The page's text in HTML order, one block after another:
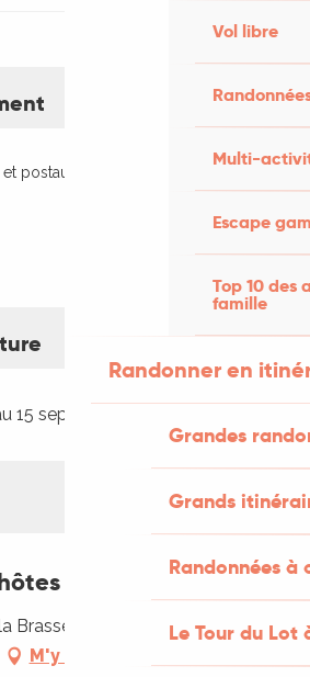
Vol libre
Multi-
Escape
Top 10 des
famille
Randonner en
Grandes
Grands
Randonnées
Le Tour du Lot
postaux
15 septembre 2026
"Les 2 Tilleuls"
Brasserie, 46100 Figeac
M'y rendre